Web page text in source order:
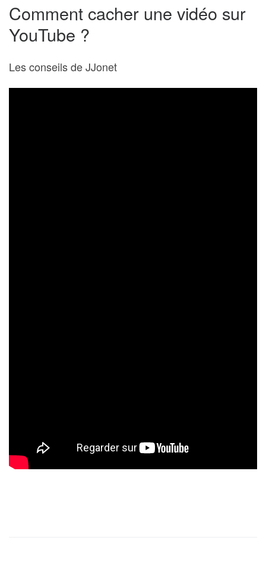
Comment cacher une vidéo sur
YouTube ?
Les conseils de JJonet